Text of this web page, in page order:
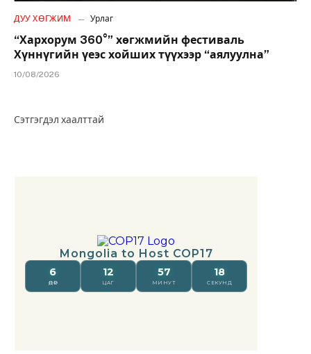
ДУУ ХӨГЖИМ Урлаг
“Хархорум 360°” хөгжмийн фестиваль
Хүннүгийн үеэс хойших түүхээр “аялуулна”
10/08/2026
Сэтгэгдэл хаалттай